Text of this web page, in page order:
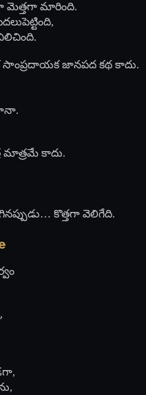
మెత్తగా మారింది.
సాంప్రదాయక జానపద కథ కాదు.
మాత్రమే కాదు.
కొత్తగా వెలిగేది.